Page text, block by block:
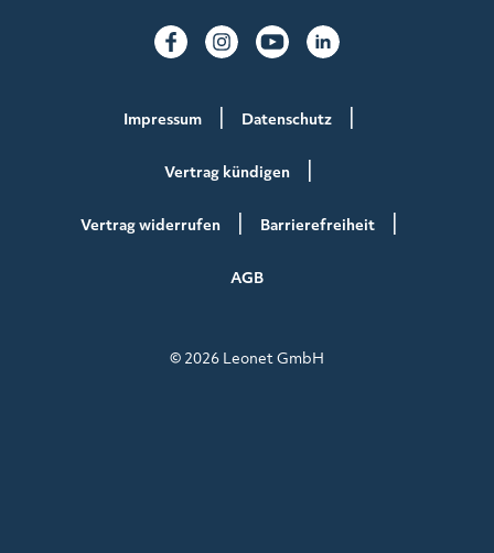
Impressum Datenschutz
Vertrag kündigen
Vertrag widerrufen Barrierefreiheit
AGB
© 2026 Leonet GmbH